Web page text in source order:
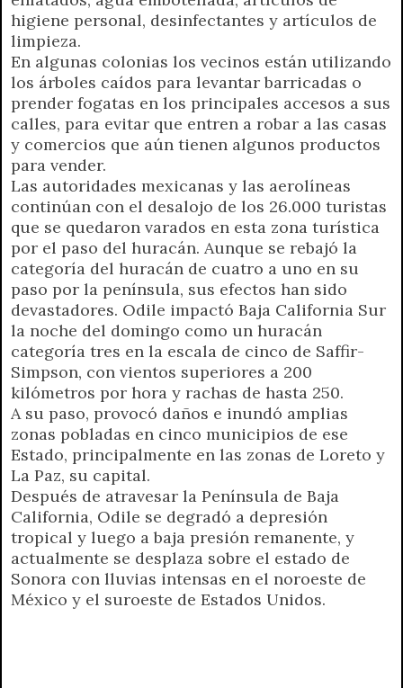
higiene personal, desinfectantes y artículos de
limpieza.
En algunas colonias los vecinos están utilizando
los árboles caídos para levantar barricadas o
prender fogatas en los principales accesos a sus
calles, para evitar que entren a robar a las casas
y comercios que aún tienen algunos productos
para vender.
Las autoridades mexicanas y las aerolíneas
continúan con el desalojo de los 26.000 turistas
que se quedaron varados en esta zona turística
por el paso del huracán. Aunque se rebajó la
categoría del huracán de cuatro a uno en su
paso por la península, sus efectos han sido
devastadores. Odile impactó Baja California Sur
la noche del domingo como un huracán
categoría tres en la escala de cinco de Saffir-
Simpson, con vientos superiores a 200
kilómetros por hora y rachas de hasta 250.
A su paso, provocó daños e inundó amplias
zonas pobladas en cinco municipios de ese
Estado, principalmente en las zonas de Loreto y
La Paz, su capital.
Después de atravesar la Península de Baja
California, Odile se degradó a depresión
tropical y luego a baja presión remanente, y
actualmente se desplaza sobre el estado de
Sonora con lluvias intensas en el noroeste de
México y el suroeste de Estados Unidos.